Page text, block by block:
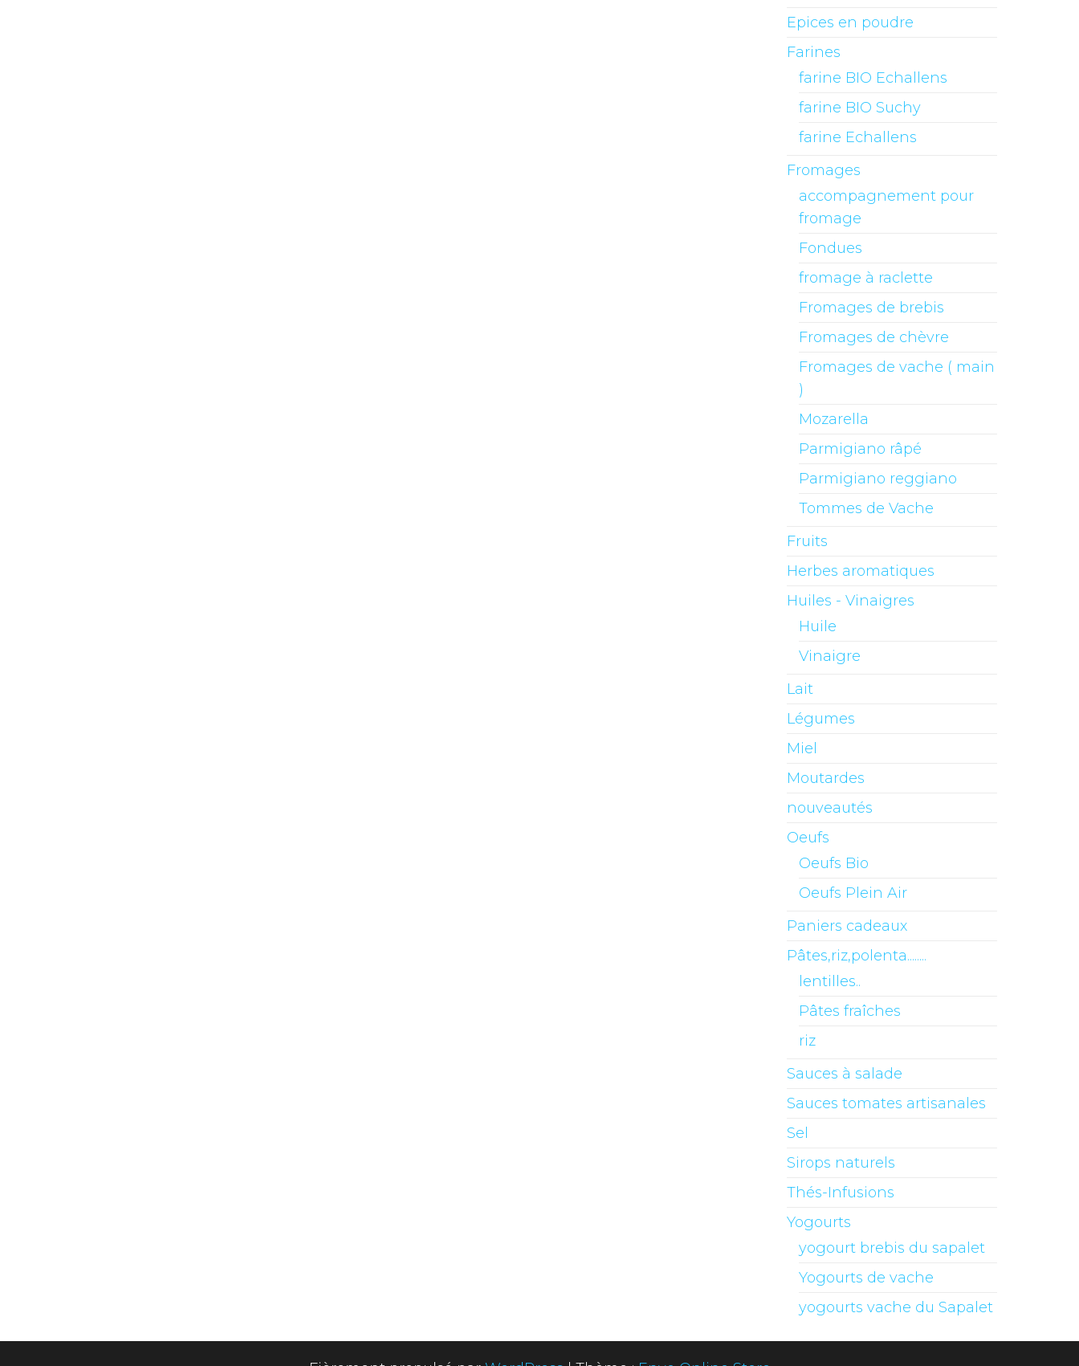
Epices en poudre
Farines
farine BIO Echallens
farine BIO Suchy
farine Echallens
Fromages
accompagnement pour
fromage
Fondues
fromage à raclette
Fromages de brebis
Fromages de chèvre
Fromages de vache ( main
)
Mozarella
Parmigiano râpé
Parmigiano reggiano
Tommes de Vache
Fruits
Herbes aromatiques
Huiles - Vinaigres
Huile
Vinaigre
Lait
Légumes
Miel
Moutardes
nouveautés
Oeufs
Oeufs Bio
Oeufs Plein Air
Paniers cadeaux
Pâtes,riz,polenta........
lentilles..
Pâtes fraîches
riz
Sauces à salade
Sauces tomates artisanales
Sel
Sirops naturels
Thés-Infusions
Yogourts
yogourt brebis du sapalet
Yogourts de vache
yogourts vache du Sapalet